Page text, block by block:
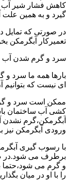
کاهش فشار شیر
گیرد و به همین
در صورتی که تمایل
تعمیرکار آبگرمکن
سرد و گرم شدن آب
بارها همه ما سرد و
ای نیست که بتوانیم
ممکن است سرد و
کشی آب ساختمان
آبگرمکن،گرم
ورودی آبگرمکن نیز
با رسوب گیری
برطرف می شود.در
و گرم می شود،حتما
را با او در میان